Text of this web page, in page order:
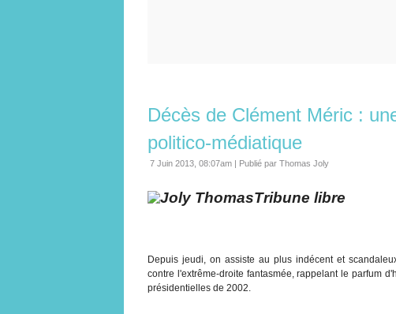
Décès de Clément Méric :
politico-médiatique
7 Juin 2013, 08:07am | Publié par Thomas Joly
Tribune libre
Depuis jeudi, on assiste au plus indécent et
contre l'extrême-droite fantasmée, rappelant le parfum
présidentielles de 2002.